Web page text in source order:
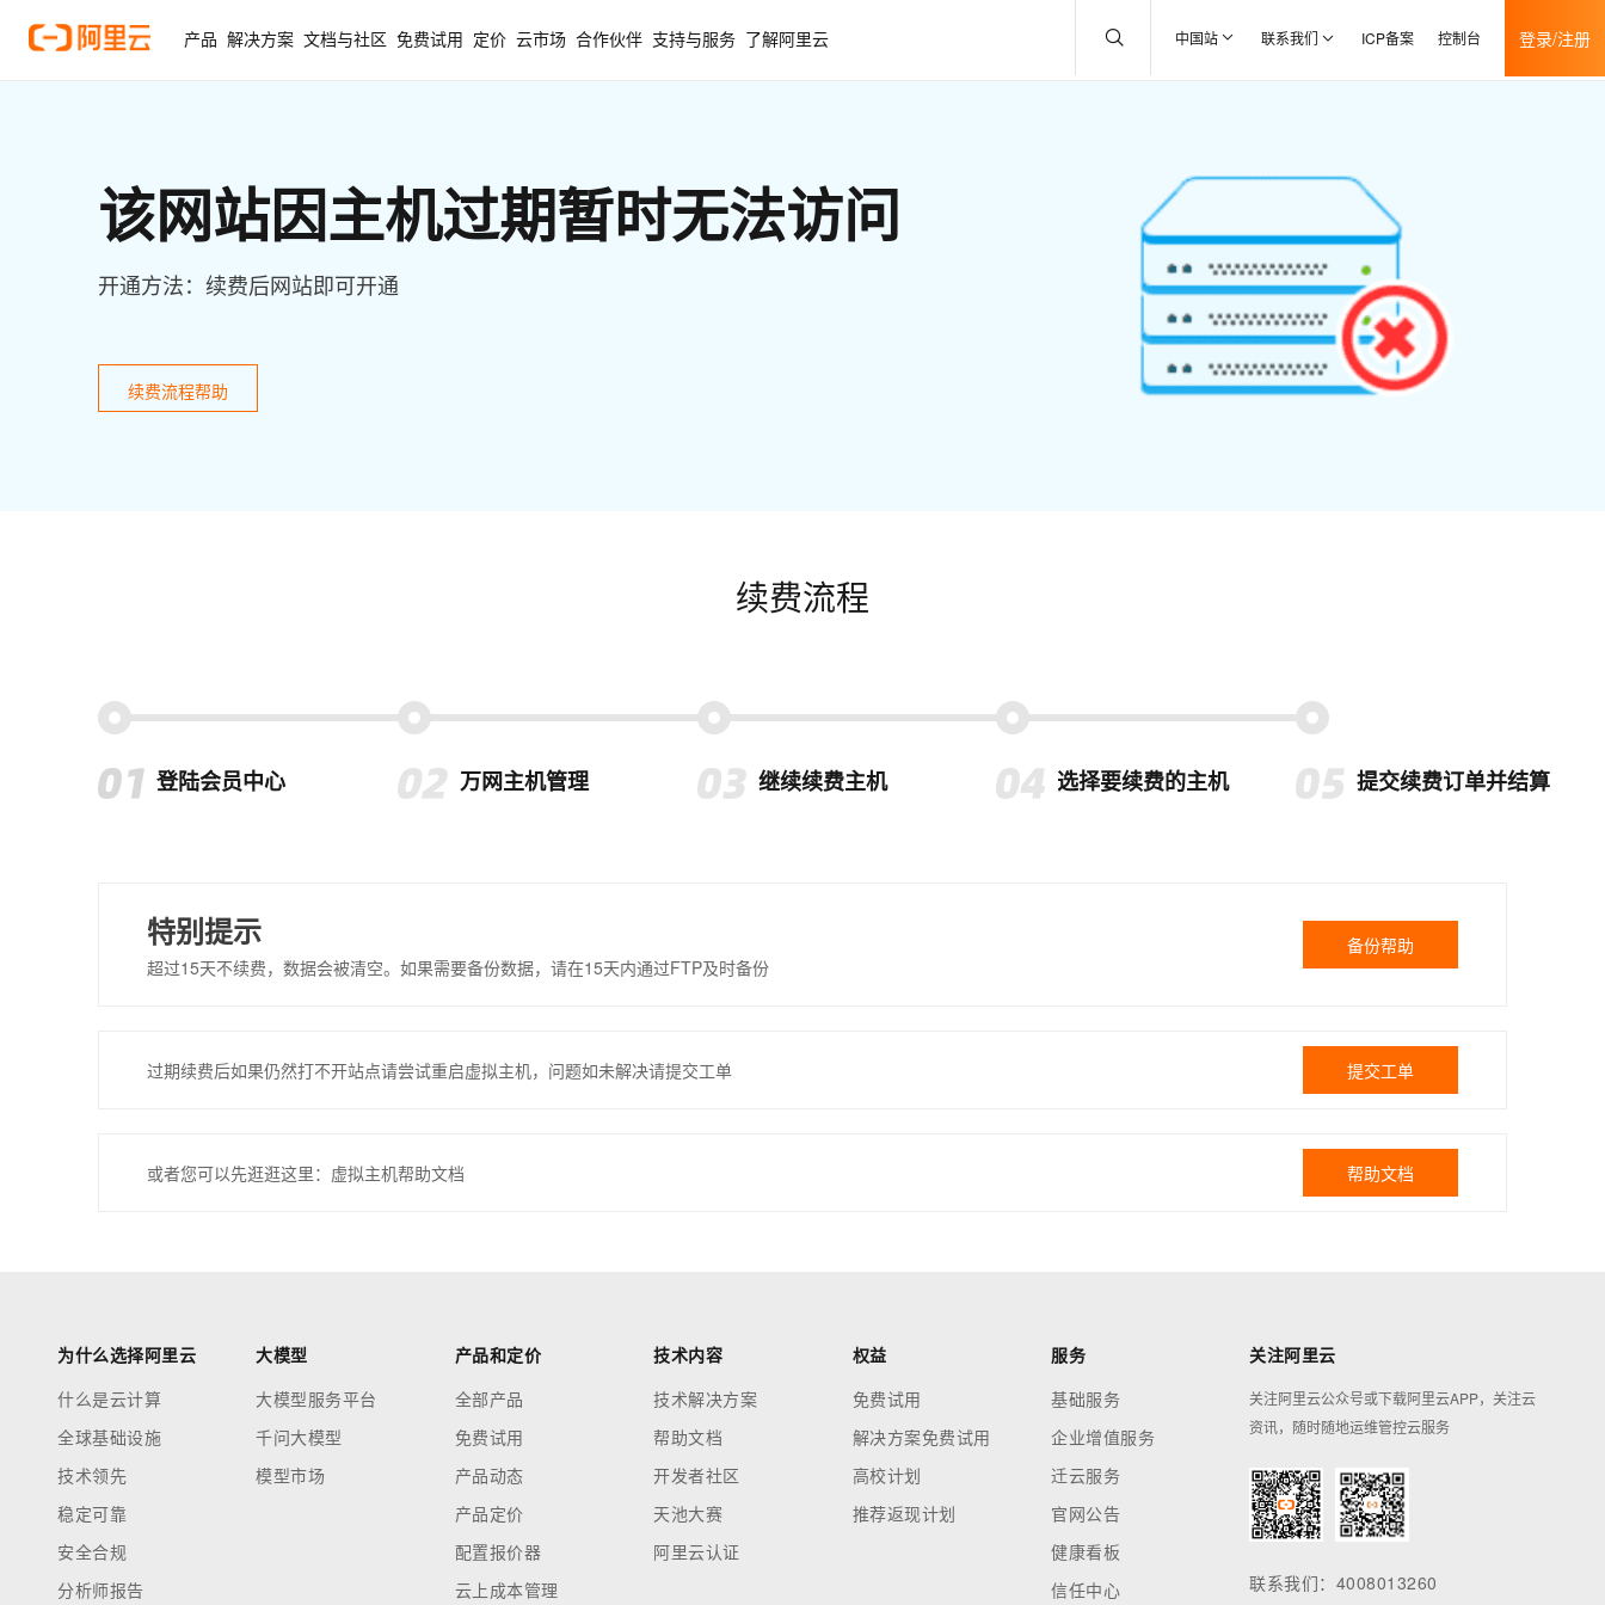
产品 解决方案 文档与社区 免费试用 定价 云市场 合作伙伴 支持与服务 了解阿里云 中国站 联系我们 ICP备案 控制台 登录/注册
该网站因主机过期暂时无法访问
开通方法：续费后网站即可开通
续费流程帮助
续费流程
登陆会员中心 万网主机管理 继续续费主机 选择要续费的主机 提交续费订单并结算
特别提示
超过15天不续费，数据会被清空。如果需要备份数据，请在15天内通过FTP及时备份
备份帮助
过期续费后如果仍然打不开站点请尝试重启虚拟主机，问题如未解决请提交工单 提交工单
或者您可以先逛逛这里：虚拟主机帮助文档 帮助文档